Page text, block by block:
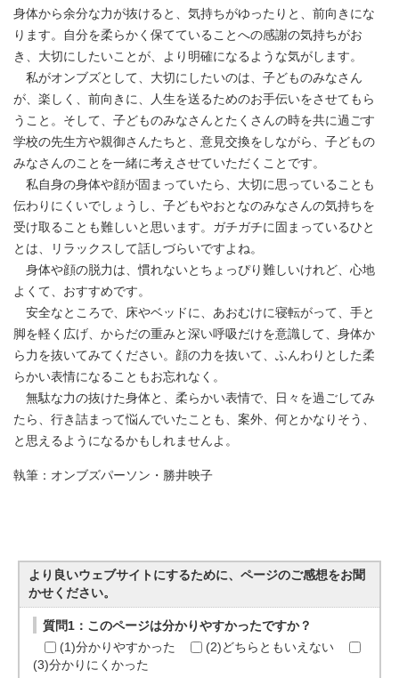
身体から余分な力が抜けると、気持ちがゆったりと、前向きにな
ります。自分を柔らかく保てていることへの感謝の気持ちがお
き、大切にしたいことが、より明確になるような気がします。
私がオンブズとして、大切にしたいのは、子どものみなさん
が、楽しく、前向きに、人生を送るためのお手伝いをさせてもら
うこと。そして、子どものみなさんとたくさんの時を共に過ごす
学校の先生方や親御さんたちと、意見交換をしながら、子どもの
みなさんのことを一緒に考えさせていただくことです。
私自身の身体や顔が固まっていたら、大切に思っていることも
伝わりにくいでしょうし、子どもやおとなのみなさんの気持ちを
受け取ることも難しいと思います。ガチガチに固まっているひと
とは、リラックスして話しづらいですよね。
身体や顔の脱力は、慣れないとちょっぴり難しいけれど、心地
よくて、おすすめです。
安全なところで、床やベッドに、あおむけに寝転がって、手と
脚を軽く広げ、からだの重みと深い呼吸だけを意識して、身体か
ら力を抜いてみてください。顔の力を抜いて、ふんわりとした柔
らかい表情になることもお忘れなく。
無駄な力の抜けた身体と、柔らかい表情で、日々を過ごしてみ
たら、行き詰まって悩んでいたことも、案外、何とかなりそう、
と思えるようになるかもしれませんよ。
執筆：オンブズパーソン・勝井映子
より良いウェブサイトにするために、ページのご感想をお聞
かせください。
質問1：このページは分かりやすかったですか？
(1)分かりやすかった
(2)どちらともいえない
(3)分かりにくかった